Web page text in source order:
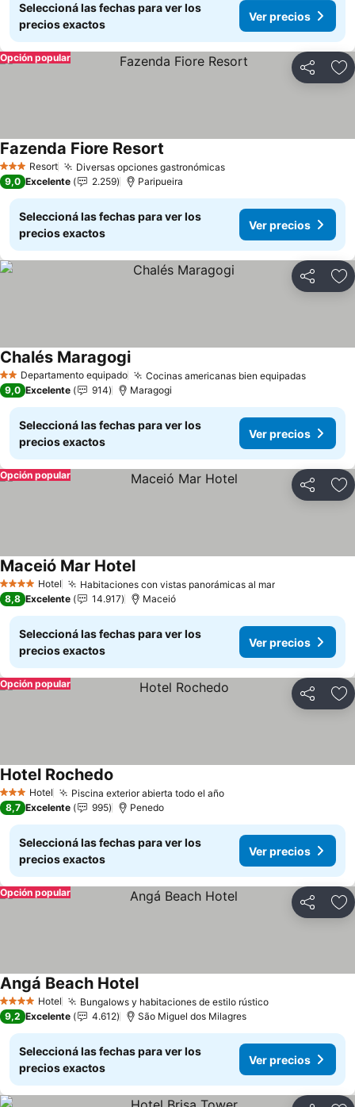
Seleccioná las fechas para ver los
precios exactos
Ver precios
Compartir
Opción popular
3 EstrellasResort Diversas opciones gastronómicasVer precios
Fazenda Fiore Resort
9,0 Excelente 2.259 Paripueira
Seleccioná las fechas para ver los
precios exactos
Ver precios
Compartir
2 EstrellasDepartamento equipado Cocinas americanas bien equipadasVer
Chalés MaragogiVer precios
9,0 Excelente 914 Maragogi
Seleccioná las fechas para ver los
precios exactos
Ver precios
Compartir
Opción popular
4 EstrellasHotel Habitaciones con vistas panorámicas al marVer precios
Maceió Mar HotelVer precios
8,8 Excelente 14.917 Maceió
Seleccioná las fechas para ver los
precios exactos
Ver precios
Compartir
Opción popular
3 Estrellas
Hotel Piscina exterior abierta todo el añoVer precios
Hotel Rochedo
8,7 Excelente 995 Penedo
Seleccioná las fechas para ver los
precios exactos
Ver precios
Compartir
Opción popular
4 EstrellasHotel Bungalows y habitaciones de estilo rústicoVer precios
Angá Beach HotelVer precios
9,2 Excelente 4.612 São Miguel dos Milagres
Seleccioná las fechas para ver los
precios exactos
Ver precios